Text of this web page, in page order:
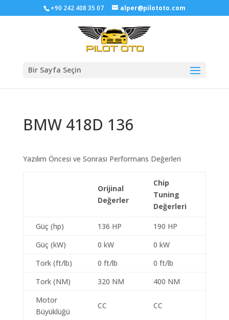
+90 242 408 35 07 alper@pilototo.com
Bir Sayfa Seçin
BMW 418D 136
Yazılım Öncesi ve Sonrası Performans Değerleri
Orijinal
Değerler
Chip
Tuning
Değerleri
Güç (hp) 136 HP
190 HP
Güç (kW)
0 kW
0 kW
Tork (ft/lb)
0 ft/lb
0 ft/lb
Tork (NM)
320 NM
400 NM
Motor
Büyüklüğü
CC CC